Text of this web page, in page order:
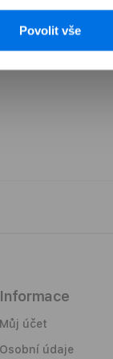
Povolit vše
AirPods
pády
Informace
Můj účet
Osobní údaje